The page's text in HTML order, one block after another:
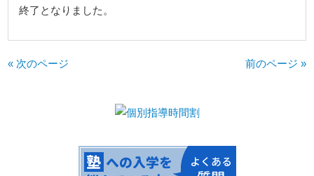
終了となりました。
« 次のページ 前のページ »